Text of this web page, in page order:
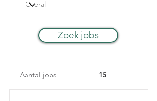
Zoek jobs
Aantal jobs 15